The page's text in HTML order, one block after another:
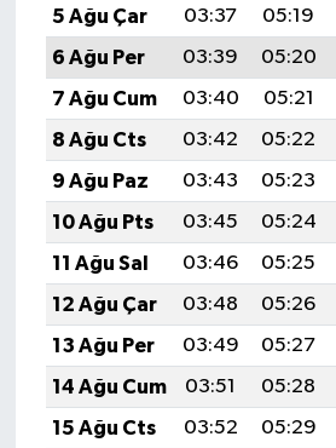
5 Ağu Çar
03:37 05:19
6 Ağu Per
03:39 05:20
7 Ağu Cum
03:40 05:21
8 Ağu Cts
03:42 05:22
9 Ağu Paz
03:43 05:23
10 Ağu Pts
03:45 05:24
11 Ağu Sal
03:46 05:25
12 Ağu Çar
03:48 05:26
13 Ağu Per
03:49 05:27
14 Ağu Cum
03:51 05:28
15 Ağu Cts
03:52 05:29